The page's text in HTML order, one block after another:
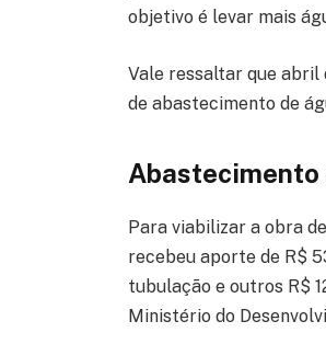
objetivo é levar mais
Vale ressaltar que abril
de abastecimento de
Abastecimento
Para viabilizar a obra
recebeu aporte de R$
tubulação e outros R$
Ministério do